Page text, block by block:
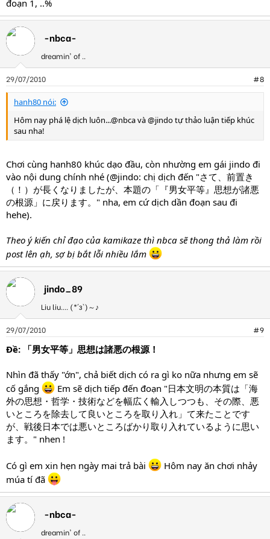
đoạn 1, ..%
-nbca-
dreamin' of ..
29/07/2010 #8
hanh80 nói:
Hôm nay phá lệ dịch luôn...@nbca và @jindo tự thảo luận tiếp khúc
sau nha!
Chơi cùng hanh80 khúc dạo đầu, còn nhường em gái jindo đi
vào nội dung chính nhé (@jindo: chị dịch đến "さて、前置き
（！）が長くなりましたが、本題の「『男女平等』思想が諸悪
の根源」に戻ります。" nha, em cứ dịch dần đoạn sau đi
hehe).
Theo ý kiến chỉ đạo của kamikaze thì nbca sẽ thong thả làm rồi
post lên ạh, sợ bị bắt lỗi nhiều lắm
jindo_89
Liu liu.... (*´з`)～♪
29/07/2010 #9
Ðề: 「男女平等」思想は諸悪の根源！
Nhìn đã thấy "ớn", chả biết dịch có ra gì ko nữa nhưng em sẽ
cố gắng
Em sẽ dịch tiếp đến đoạn "日本文明の本質は「海
外の思想・哲学・技術などを幅広く輸入しつつも、その際、悪
いところを除去して良いところを取り入れ」て来たことです
が、戦後日本では悪いところばかり取り入れているように思い
ます。" nhen !
Có gì em xin hẹn ngày mai trả bài
Hôm nay ăn chơi nhảy
múa tí đã
-nbca-
dreamin' of ..